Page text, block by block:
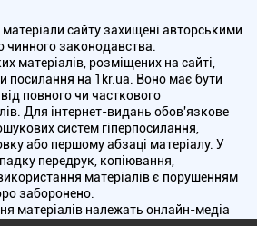
матеріали сайту захищені авторськими
чинного законодавства.
матеріалів, розміщених на сайті,
посилання на 1kr.ua. Воно має бути
повного чи часткового
Для інтернет-видань обов'язкове
систем гіперпосилання,
або першому абзаці матеріалу. У
передрук, копіювання,
матеріалів є порушенням
заборонено.
матеріалів належать онлайн-медіа